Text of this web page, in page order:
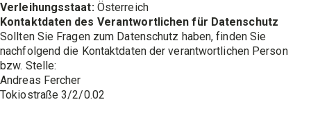
Verleihungsstaat:Österreich
Kontaktdaten des Verantwortlichen für Datenschutz
Sollten Sie Fragen zum Datenschutz haben, finden Sie
nachfolgend die Kontaktdaten der verantwortlichen Person
bzw. Stelle:
Andreas Fercher
Tokiostraße 3/2/0.02